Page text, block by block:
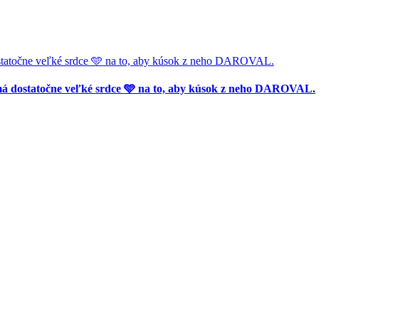
veľké srdce 🩵 na to, aby kúsok z neho DAROVAL.
veľké srdce 🩵 na to, aby kúsok z neho DAROVAL.